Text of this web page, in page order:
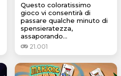
Questo coloratissimo
gioco vi consentirà di
passare qualche minuto di
spensieratezza,
assaporando...
21.001